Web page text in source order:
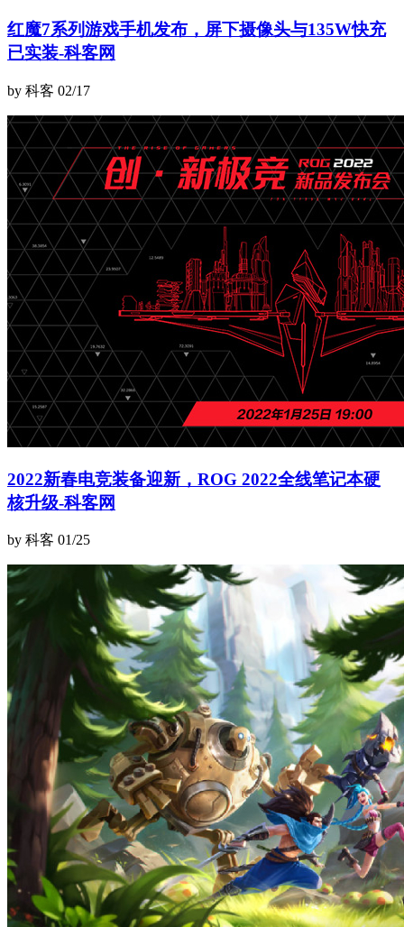
红魔7系列游戏手机发布，屏下摄像头与135W快充
已实装-科客网
by 科客 02/17
2022新春电竞装备迎新，ROG 2022全线笔记本硬
核升级-科客网
by 科客 01/25